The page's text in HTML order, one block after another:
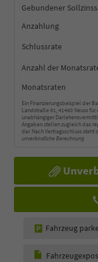
Gebundener
Anzahlung
Schlussrate
Anzahl der
Monatsraten
Ein Finanzierungsbeispiel der
Landstraße 91, 41460 Neuss
unabhängiger
Angaben stellen zugleich das
dar. Nach Vertragsschluss
unverbindliche Berechnung
Fahrzeug